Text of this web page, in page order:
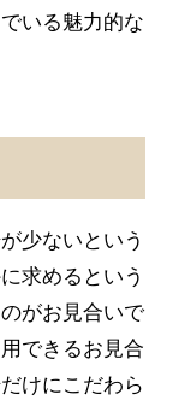
いる魅力的な
少ないという
求めるという
がお見合いで
できるお見合
けにこだわら